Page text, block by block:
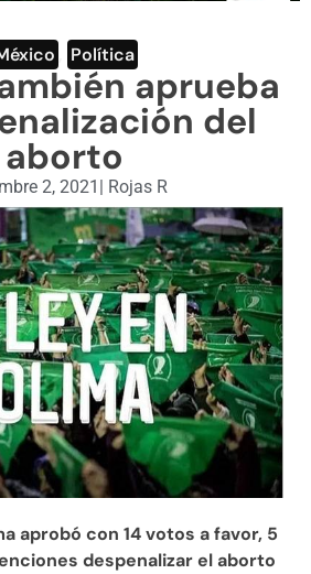
SECTION
VIDEOS
Política
aprueba
del
aborto
2, 2021 | Rojas R
aprobó con 14 votos a favor, 5
despenalizar el aborto